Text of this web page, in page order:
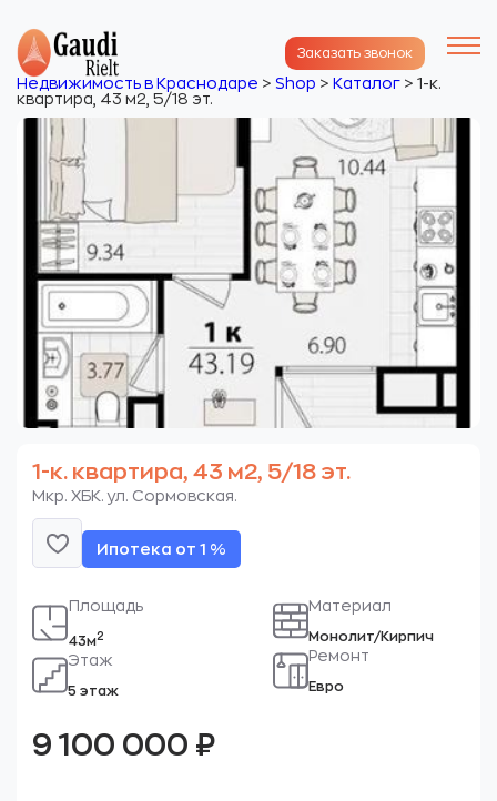
Заказать звонок
Недвижимость в Краснодаре > Shop > Каталог > 1-к.
квартира, 43 м2, 5/18 эт.
1-к. квартира, 43 м2, 5/18 эт.
Мкр. ХБК. ул. Сормовская.
Ипотека от 1 %
Площадь
43м2
Этаж
5 этаж
Материал
Монолит/Кирпич
Ремонт
Евро
9 100 000 ₽